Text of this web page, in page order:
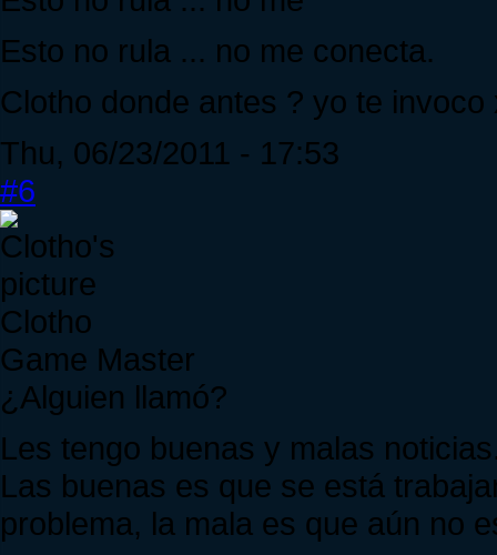
Esto no rula ... no me conecta.
Clotho donde antes ? yo te invoco
Thu, 06/23/2011 - 17:53
#6
Clotho
Game Master
¿Alguien llamó?
Les tengo buenas y malas
Las buenas es que se está
problema, la mala es que aún no